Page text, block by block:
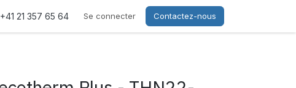
+41 21 357 65 64 Se connecter Contactez-nous